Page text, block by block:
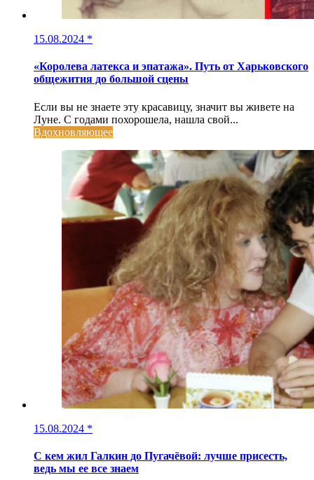
15.08.2024 *
«Королева латекса и эпатажа». Путь от Харьковского
общежития до большой сцены
Если вы не знаете эту красавицу, значит вы живете на
Луне. С годами похорошела, нашла свой...
Вдохновляющее
15.08.2024 *
С кем жил Галкин до Пугачёвой: лучше присесть,
ведь мы ее все знаем